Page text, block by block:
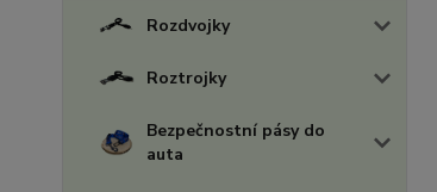
Rozdvojky
Roztrojky
Bezpečnostní pásy do
auta